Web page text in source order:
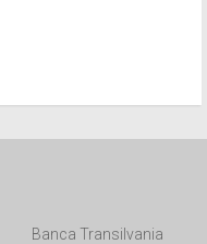
Banca Transilvania